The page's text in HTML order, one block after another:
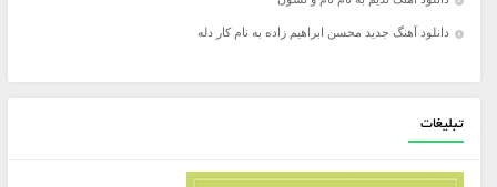
دانلود آهنگ جدید محسن ابراهیم زاده به نام کار دله
تبلیغات